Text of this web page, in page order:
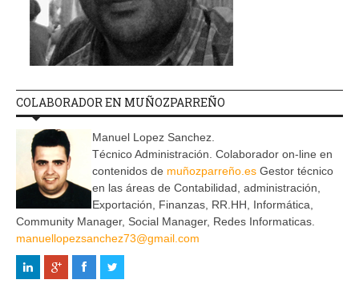
COLABORADOR EN MUÑOZPARREÑO
Manuel Lopez Sanchez.
Técnico Administración. Colaborador on-line en
contenidos de muñozparreño.es Gestor técnico
en las áreas de Contabilidad, administración,
Exportación, Finanzas, RR.HH, Informática,
Community Manager, Social Manager, Redes Informaticas.
manuellopezsanchez73@gmail.com